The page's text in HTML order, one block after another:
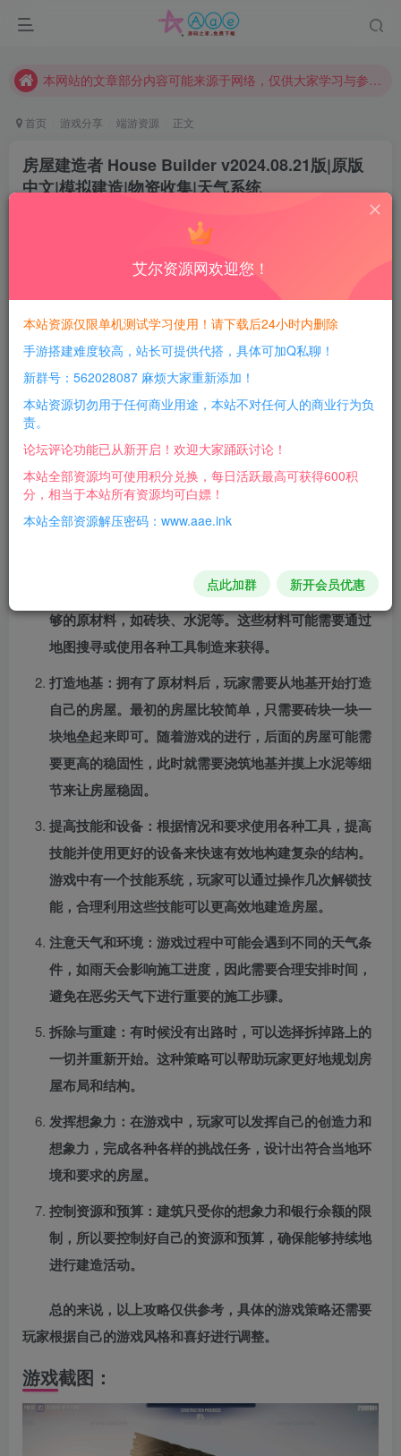
现在赞助会员享受专属折扣，详情点击此条公告。
本网站的文章部分内容可能来源于网络，仅供大家学习与参考，如有侵权，请联系站长QQ466107887进行删除处理。
首页 游戏分享 端游资源 正文
房屋建造者 House Builder v2024.08.21版|原版
中文|模拟建造|物资收集|天气系统
每日活跃最高可获得600积分！所有资源可以使用
积分免费兑换！
游戏介绍：
房屋建造者(House Builder)是一款模拟建筑房屋的休闲
游戏，你将成为一名建筑工人，建造一座简单的非洲泥屋，
一座超现代节能建筑奇迹般复杂的房屋。每栋房子都由数百
个元素组成，你需要根据建筑规则进行匹配。
《房屋建造者(House Builder)》是一款模拟建设类游
收集原材料：在开始建造房屋之前，玩家需要先收集足
够的原材料，如砖块、水泥等。这些材料可能需要通过
地图搜寻或使用各种工具制造来获得。
打造地基：拥有了原材料后，玩家需要从地基开始打造
自己的房屋。最初的房屋比较简单，只需要砖块一块一
块地垒起来即可。随着游戏的进行，后面的房屋可能需
要更高的稳固性，此时就需要浇筑地基并摸上水泥等细
节来让房屋稳固。
提高技能和设备：根据情况和要求使用各种工具，提高
技能并使用更好的设备来快速有效地构建复杂的结构。
游戏中有一个技能系统，玩家可以通过操作几次解锁技
能，合理利用这些技能可以更高效地建造房屋。
注意天气和环境：游戏过程中可能会遇到不同的天气条
件，如雨天会影响施工进度，因此需要合理安排时间，
避免在恶劣天气下进行重要的施工步骤。
拆除与重建：有时候没有出路时，可以选择拆掉路上的
一切并重新开始。这种策略可以帮助玩家更好地规划房
屋布局和结构。
发挥想象力：在游戏中，玩家可以发挥自己的创造力和
想象力，完成各种各样的挑战任务，设计出符合当地环
境和要求的房屋。
控制资源和预算：建筑只受你的想象力和银行余额的限
制，所以要控制好自己的资源和预算，确保能够持续地
进行建造活动。
总的来说，以上攻略仅供参考，具体的游戏策略还需要
玩家根据自己的游戏风格和喜好进行调整。
游戏截图：
艾尔资源网欢迎您！
本站资源仅限单机测试学习使用！请下载后24小时内删除
手游搭建难度较高，站长可提供代搭，具体可加Q私聊！
新群号：562028087 麻烦大家重新添加！
本站资源切勿用于任何商业用途，本站不对任何人的商业行为负
责。
论坛评论功能已从新开启！欢迎大家踊跃讨论！
本站全部资源均可使用积分兑换，每日活跃最高可获得600积
分，相当于本站所有资源均可白嫖！
本站全部资源解压密码：www.aae.ink
点此加群 新开会员优惠